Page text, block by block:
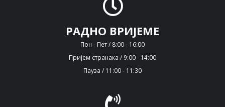
РАДНО ВРИЈЕМЕ
Пон - Пет / 8:00 - 16:00
Пријем странака / 9:00 - 14:00
Пауза / 11:00 - 11:30